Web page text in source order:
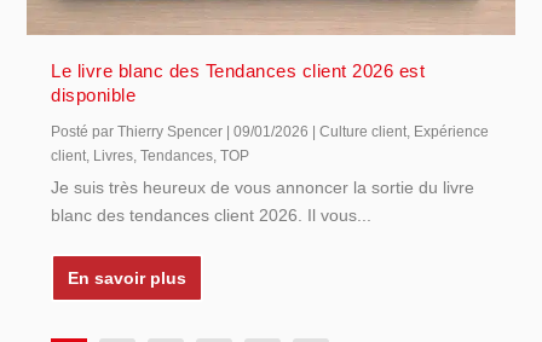
Le livre blanc des Tendances client 2026 est
disponible
Posté parThierry Spencer |09/01/2026 |Culture client Expérience
client Livres ,Tendances ,TOP
Je suis très heureux de vous annoncer la sortie du livre
blanc des tendances client 2026. Il vous...
En savoir plus